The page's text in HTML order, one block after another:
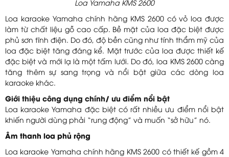
Loa Yamaha KMS 2600
Loa karaoke Yamaha chính hãng KMS 2600 có vỏ loa được
làm từ chất liệu gỗ cao cấp. Bề mặt của loa đặc biệt được
phủ sơn tĩnh điện. Do đó, độ bền cũng như tính thẩm mỹ của
loa đặc biệt tăng đáng kể. Mặt trước của loa được thiết kế
đặc biệt và mới lạ là một tấm lưới. Do đó, loa KMS 2600 càng
tăng thêm sự sang trọng và nổi bật giữa các dòng loa
karaoke khác.
Giới thiệu công dụng chính/ ưu điểm nổi bật
Loa karaoke Yamaha đặc biệt có rất nhiều ưu điểm nổi bật
khiến người dùng phải “rung động” và muốn “sở hữu” nó.
Âm thanh loa phủ rộng
Loa karaoke Yamaha chính hãng KMS 2600 có thiết kế gồm 4